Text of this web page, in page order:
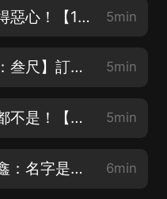
003 鐘盛鑫，你讓我覺得惡心！【1月1日起爆更！每天8集！歡迎訂閱收聽！】 5min
004 電梯偶遇【陸城晞：叁尺】訂閱關注不迷路喲！ 5min
005 在你眼里，我什麼都不是！【旁白/安暖：洛珈】紅包活動已開啟！ 5min
006 不相干的人【鐘盛鑫：名字是禺】感謝關注！訂閱！ 6min